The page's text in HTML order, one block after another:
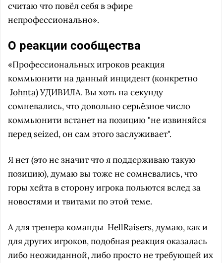
считаю что повёл себя в эфире
непрофессионально».
О реакции сообщества
«Профессиональных игроков реакция
коммьюнити на данный инцидент (конкретно
Johnta) УДИВИЛА. Вы хоть на секунду
сомневались, что довольно серьёзное число
коммьюнити встанет на позицию "не извиняйся
перед seized, он сам этого заслуживает".
Я нет (это не значит что я поддерживаю такую
позицию), думаю вы тоже не сомневались, что
горы хейта в сторону игрока польются вслед за
новостями и твитами по этой теме.
А для тренера команды HellRaisers, думаю, как и
для других игроков, подобная реакция оказалась
либо неожиданной, либо просто не требующей их